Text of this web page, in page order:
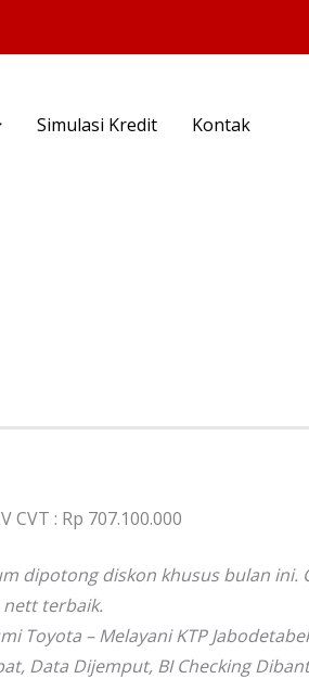
Simulasi Kredit Kontak
CVT : Rp 707.100.000
dipotong diskon khusus bulan ini.
terbaik.
Toyota – Melayani KTP
Data Dijemput, BI Checking